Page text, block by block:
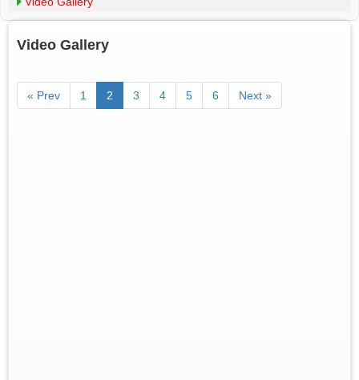
Video Gallery
« Prev 1 2 3 4 5 6 Next »